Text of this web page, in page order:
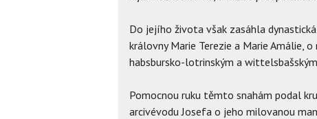
Do jejího života však zasáhla
královny Marie Terezie a Marie Amálie,
habsbursko-lotrinským a
Pomocnou ruku těmto snahám podal
arcivévodu Josefa o jeho milovanou